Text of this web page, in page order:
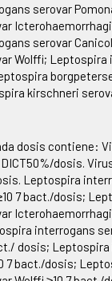
serovar
serovar
Wolffi; Leptospira
kirschneri
dosis contiene:
DICT50%/dosis.
Leptospira
7 bact./dosis;
interrogans
dosis;
7 bact./dosis;